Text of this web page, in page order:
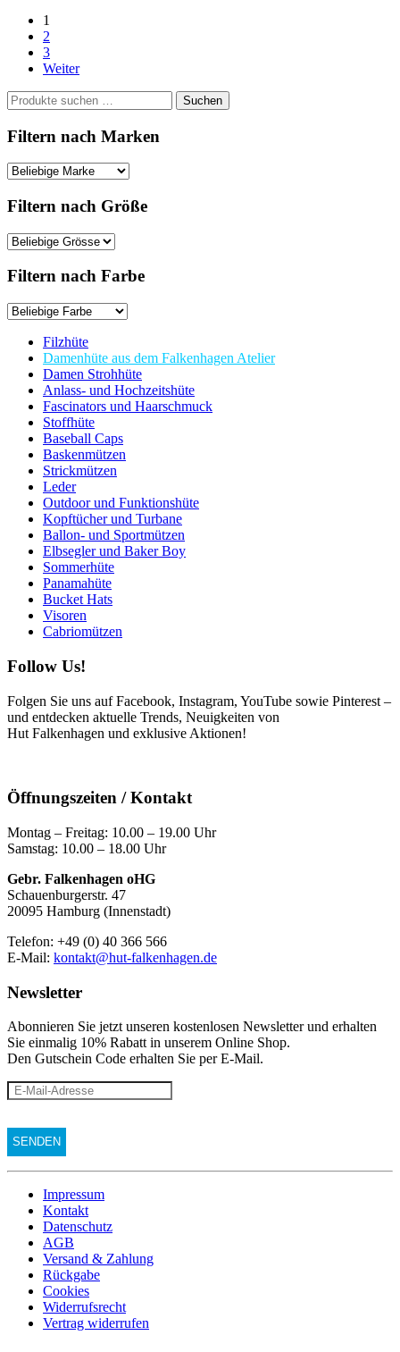
1
2
3
Weiter
Suchen
nach:
Suchen
Filtern nach Marken
Filtern nach Größe
Filtern nach Farbe
Filzhüte
Damenhüte aus dem Falkenhagen Atelier
Damen Strohhüte
Anlass- und Hochzeitshüte
Fascinators und Haarschmuck
Stoffhüte
Baseball Caps
Baskenmützen
Strickmützen
Leder
Outdoor und Funktionshüte
Kopftücher und Turbane
Ballon- und Sportmützen
Elbsegler und Baker Boy
Sommerhüte
Panamahüte
Bucket Hats
Visoren
Cabriomützen
Follow Us!
Folgen Sie uns auf Facebook, Instagram, YouTube sowie Pinterest –
und entdecken aktuelle Trends, Neuigkeiten von
Hut Falkenhagen und exklusive Aktionen!
Öffnungszeiten / Kontakt
Montag – Freitag: 10.00 – 19.00 Uhr
Samstag: 10.00 – 18.00 Uhr
Gebr. Falkenhagen oHG
Schauenburgerstr. 47
20095 Hamburg (Innenstadt)
Telefon: +49 (0) 40 366 566
E-Mail: kontakt@hut-falkenhagen.de
Newsletter
Abonnieren Sie jetzt unseren kostenlosen Newsletter und erhalten
Sie einmalig 10% Rabattin unserem Online Shop.
Den Gutschein Code erhalten Sie per E-Mail.
Impressum
Kontakt
Datenschutz
AGB
Versand & Zahlung
Rückgabe
Cookies
Widerrufsrecht
Vertrag widerrufen